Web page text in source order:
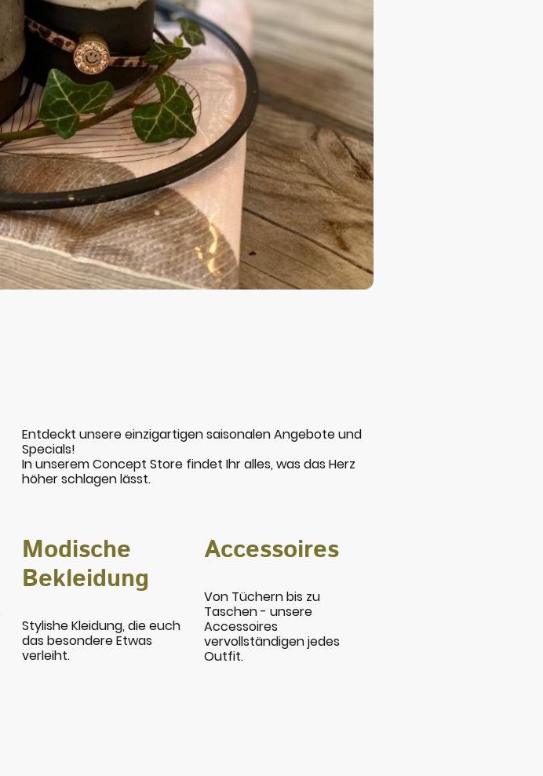
Entdeckt unsere einzigartigen saisonalen Angebote und
Specials!
In unserem Concept Store findet Ihr alles, was das Herz
höher schlagen lässt.
Modische
Bekleidung
Stylishe Kleidung, die euch
das besondere Etwas
verleiht.
Accessoires
Von Tüchern bis zu
Taschen - unsere
Accessoires
vervollständigen jedes
Outfit.